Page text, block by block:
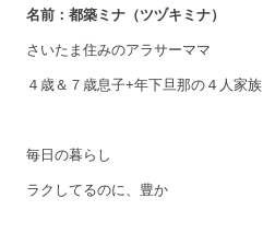
名前：都築ミナ（ツヅキミナ）
さいたま住みのアラサーママ
４歳＆７歳息子+年下旦那の４人家族
毎日の暮らし
ラクしてるのに、豊か